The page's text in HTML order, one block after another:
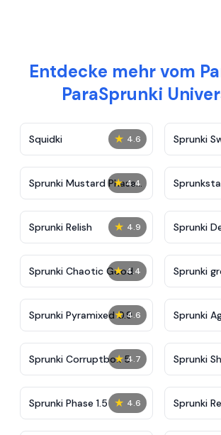
Entdecke mehr vom
ParaSprunki
★ 4.6
Squidki Sprunki
★ 4.4
Sprunki Mustard Phase
2
★ 4.9
Sprunki Relish
Sprunki
7
★ 4.4
Sprunki Chaotic Good Sprunki
★ 4.6
Sprunki Pyramixed 0.9 Sprunki
★ 4.7
Sprunki Corruptbox 5 Sprunki
★ 4.6
Sprunki Phase 1.5 Sprunki